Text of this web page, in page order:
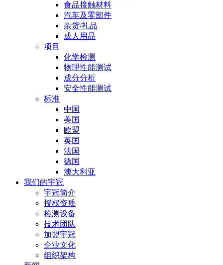
食品接触材料
汽车及零部件
杂货/礼品
成人用品
项目
化学检测
物理性能测试
成分分析
安全性能测试
标准
中国
美国
欧盟
英国
法国
德国
澳大利亚
我们的宇冠
宇冠简介
授权资质
检测设备
技术团队
加盟宇冠
企业文化
组织架构